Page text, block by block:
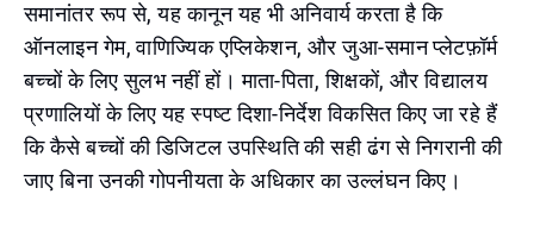
समानांतर रूप से, यह कानून यह भी अनिवार्य करता है कि
ऑनलाइन गेम, वाणिज्यिक एप्लिकेशन, और जुआ-समान प्लेटफ़ॉर्म
बच्चों के लिए सुलभ नहीं हों। माता-पिता, शिक्षकों, और विद्यालय
प्रणालियों के लिए यह स्पष्ट दिशा-निर्देश विकसित किए जा रहे हैं
कि कैसे बच्चों की डिजिटल उपस्थिति की सही ढंग से निगरानी की
जाए बिना उनकी गोपनीयता के अधिकार का उल्लंघन किए।